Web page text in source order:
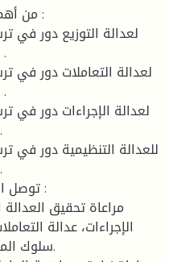
من
توصل
الإجراءات، عدالة
سلوك